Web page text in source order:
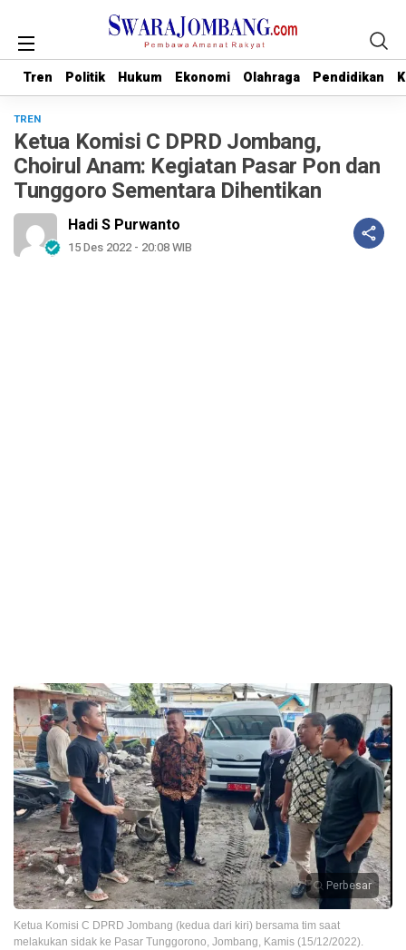
Tren Politik Hukum Ekonomi Olahraga Pendidikan
Tren Politik Hukum Ekonomi Olahraga Pendidikan
TREN
Ketua Komisi C DPRD Jombang,
Choirul Anam: Kegiatan Pasar Pon dan
Tunggoro Sementara Dihentikan
Hadi S Purwanto
15 Des 2022 - 20:08 WIB
Perbesar
Ketua Komisi C DPRD Jombang (kedua dari kiri) bersama tim saat
melakukan sidak ke Pasar Tunggorono, Jombang, Kamis (15/12/2022).